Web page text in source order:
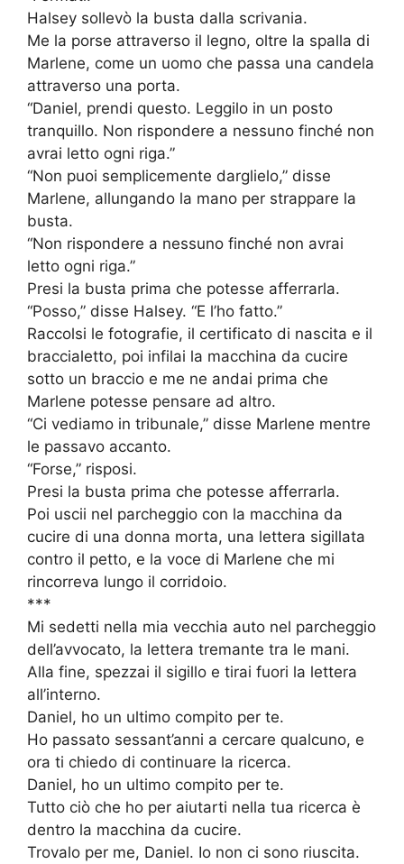
Halsey sollevò la busta dalla scrivania.
Me la porse attraverso il legno, oltre la spalla di
Marlene, come un uomo che passa una candela
attraverso una porta.
“Daniel, prendi questo. Leggilo in un posto
tranquillo. Non rispondere a nessuno finché non
avrai letto ogni riga.”
“Non puoi semplicemente darglielo,” disse
Marlene, allungando la mano per strappare la
busta.
“Non rispondere a nessuno finché non avrai
letto ogni riga.”
Presi la busta prima che potesse afferrarla.
“Posso,” disse Halsey. “E l’ho fatto.”
Raccolsi le fotografie, il certificato di nascita e il
braccialetto, poi infilai la macchina da cucire
sotto un braccio e me ne andai prima che
Marlene potesse pensare ad altro.
“Ci vediamo in tribunale,” disse Marlene mentre
le passavo accanto.
“Forse,” risposi.
Presi la busta prima che potesse afferrarla.
Poi uscii nel parcheggio con la macchina da
cucire di una donna morta, una lettera sigillata
contro il petto, e la voce di Marlene che mi
rincorreva lungo il corridoio.
***
Mi sedetti nella mia vecchia auto nel parcheggio
dell’avvocato, la lettera tremante tra le mani.
Alla fine, spezzai il sigillo e tirai fuori la lettera
all’interno.
Daniel, ho un ultimo compito per te.
Ho passato sessant’anni a cercare qualcuno, e
ora ti chiedo di continuare la ricerca.
Daniel, ho un ultimo compito per te.
Tutto ciò che ho per aiutarti nella tua ricerca è
dentro la macchina da cucire.
Trovalo per me, Daniel. Io non ci sono riuscita.